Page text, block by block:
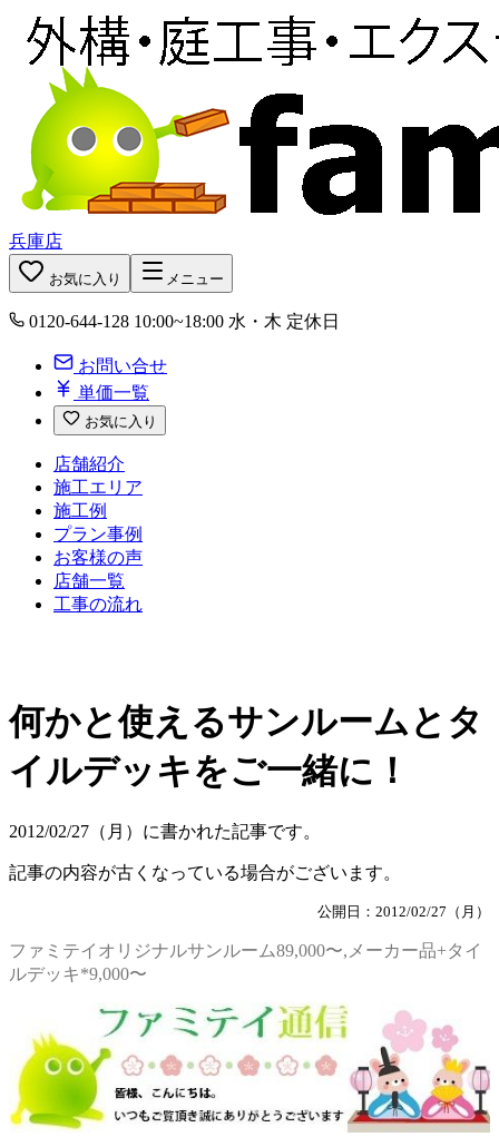
兵庫店
お気に入り メニュー
0120-644-128 10:00~18:00 水・木 定休日
お問い合せ
単価一覧
お気に入り
店舗紹介
施工エリア
施工例
プラン事例
お客様の声
店舗一覧
工事の流れ
何かと使えるサンルームとタ
イルデッキをご一緒に！
2012/02/27（月）に書かれた記事です。
記事の内容が古くなっている場合がございます。
公開日：2012/02/27（月）
ファミテイオリジナルサンルーム89,000〜,メーカー品+タイ
ルデッキ*9,000〜